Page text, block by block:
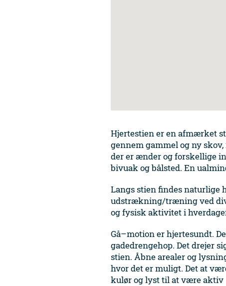
Hjertestien er en afmærket
gennem gammel og ny
der er ænder og forskellige
bivuak og bålsted. En
Langs stien findes naturlige
udstrækning/træning ved
og fysisk aktivitet i
Gå–motion er hjertesundt.
gadedrengehop. Det drejer
stien. Åbne arealer og
hvor det er muligt. Det at
kulør og lyst til at være aktiv